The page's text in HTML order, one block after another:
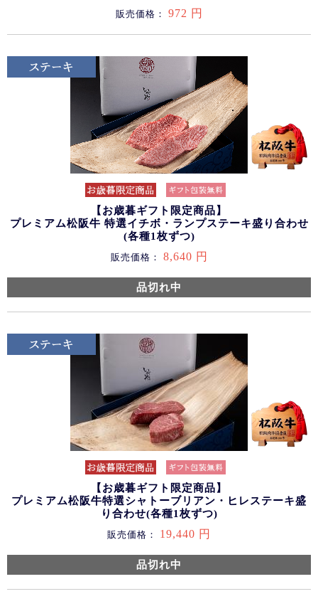
販売価格： 972 円
【お歳暮ギフト限定商品】
プレミアム松阪牛 特選イチボ・ランプステーキ盛り合わせ
(各種1枚ずつ)
販売価格： 8,640 円
品切れ中
【お歳暮ギフト限定商品】
プレミアム松阪牛特選シャトーブリアン・ヒレステーキ盛
り合わせ(各種1枚ずつ)
販売価格： 19,440 円
品切れ中